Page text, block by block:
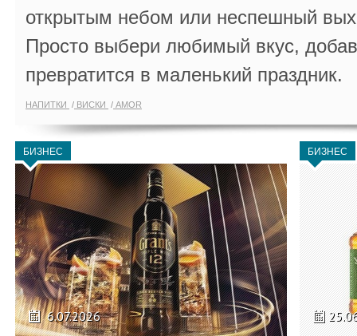
открытым небом или неспешный
Просто выбери любимый вкус,
превратится в маленький праздник.
НАПИТКИ ВИСКИ AMOR
БИЗНЕС
6.07.2026
БИЗНЕС